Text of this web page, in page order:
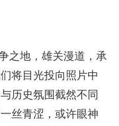
之地，雄关漫道，承
将目光投向照片中
历史氛围截然不同
丝青涩，或许眼神